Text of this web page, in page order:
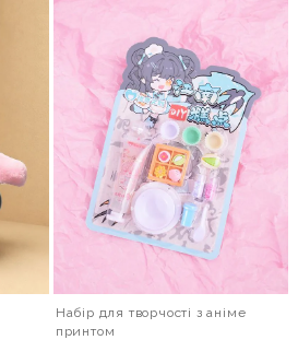
Набір для творчості з аніме
принтом